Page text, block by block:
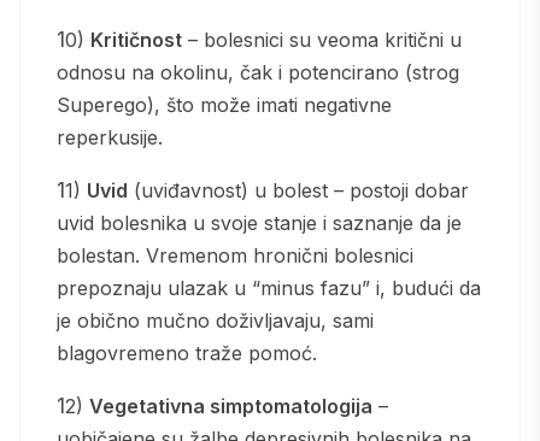
10) Kritičnost – bolesnici su veoma kritični u
odnosu na okolinu, čak i potencirano (strog
Superego), što može imati negativne
reperkusije.
11) Uvid (uviđavnost) u bolest – postoji dobar
uvid bolesnika u svoje stanje i saznanje da je
bolestan. Vremenom hronični bolesnici
prepoznaju ulazak u “minus fazu” i, budući da
je obično mučno doživljavaju, sami
blagovremeno traže pomoć.
12) Vegetativna simptomatologija –